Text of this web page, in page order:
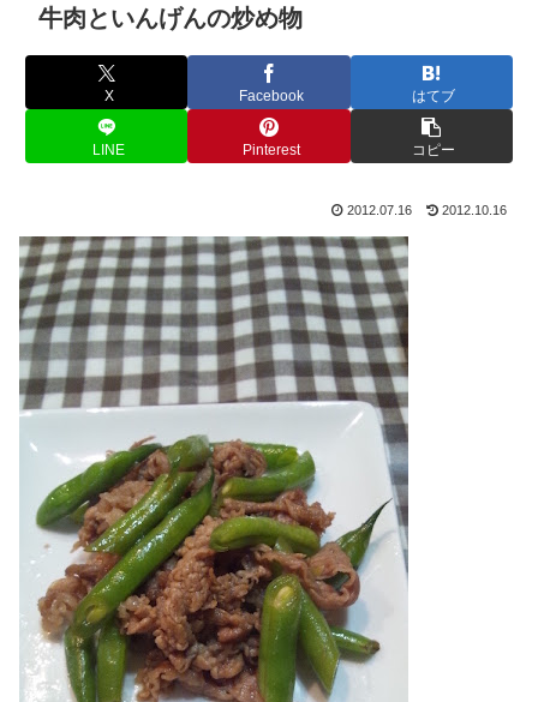
牛肉といんげんの炒め物
X Facebook はてブ
LINE Pinterest コピー
2012.07.16 2012.10.16